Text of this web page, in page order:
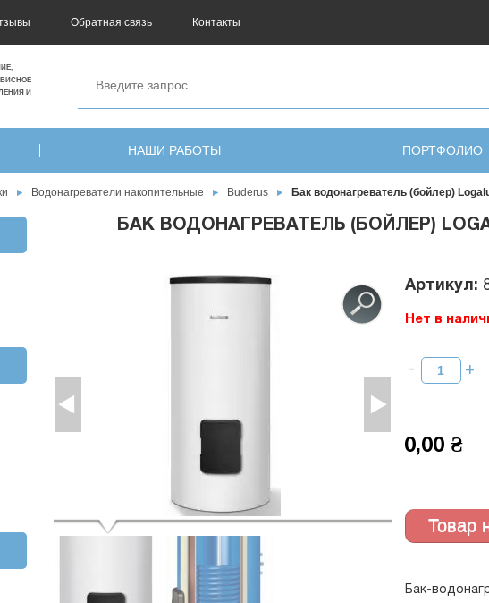
Обратная связь Контакты
И
НАШИ РАБОТЫ ПОРТФОЛИО
Водонагреватели накопительные Buderus Бак водонагреватель (бойлер)
БАК ВОДОНАГРЕВАТЕЛЬ (БОЙЛЕР)
Артикул:
0,00 ₴
Нет в
Бак-